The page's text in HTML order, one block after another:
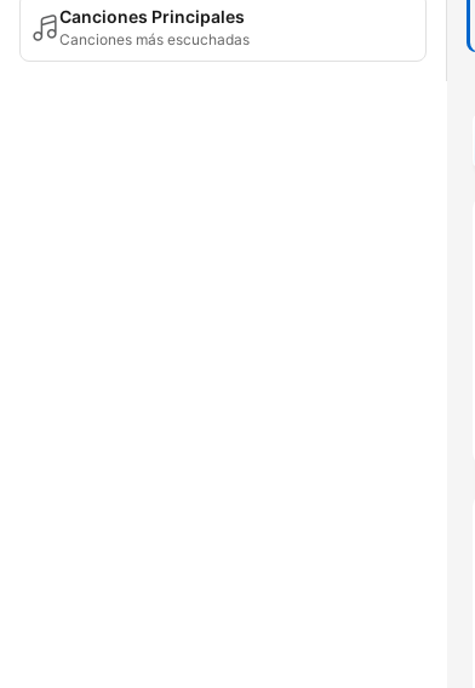
Canciones Principales
Canciones más escuchadas